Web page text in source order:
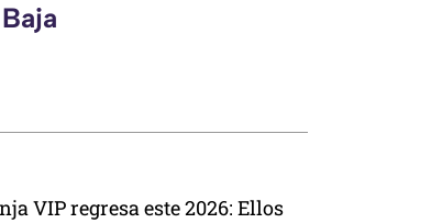
VIP regresa este 2026: Ellos